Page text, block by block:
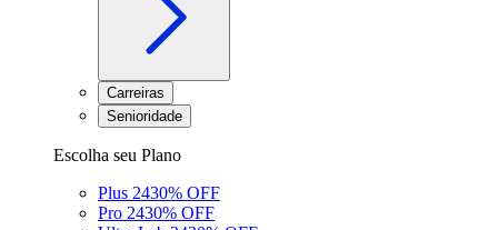
Carreiras
Senioridade
Escolha seu Plano
Plus 2430% OFF
Pro 2430% OFF